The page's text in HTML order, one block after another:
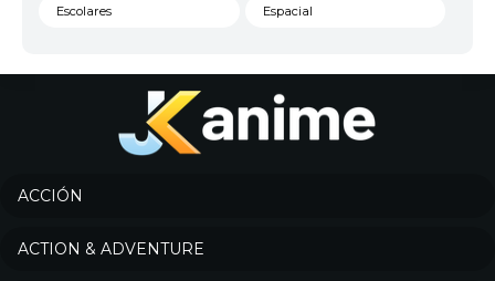
Escolares Espacial
Historico
Josei
ACCIÓN
ACTION & ADVENTURE